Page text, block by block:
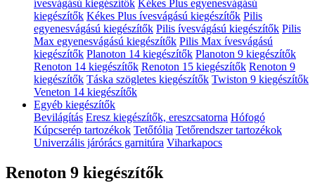
ívesvágású kiegészítők Kékes Plus egyenesvágású
kiegészítők Kékes Plus ívesvágású kiegészítők Pilis
egyenesvágású kiegészítők Pilis ívesvágású kiegészítők Pilis
Max egyenesvágású kiegészítők Pilis Max ívesvágású
kiegészítők Planoton 14 kiegészítők Planoton 9 kiegészítők
Renoton 14 kiegészítők Renoton 15 kiegészítők Renoton 9
kiegészítők Táska szögletes kiegészítők Twiston 9 kiegészítők
Veneton 14 kiegészítők
Egyéb kiegészítők
Bevilágítás Eresz kiegészítők, ereszcsatorna Hófogó
Kúpcserép tartozékok Tetőfólia Tetőrendszer tartozékok
Univerzális járórács garnitúra Viharkapocs
Renoton 9 kiegészítők